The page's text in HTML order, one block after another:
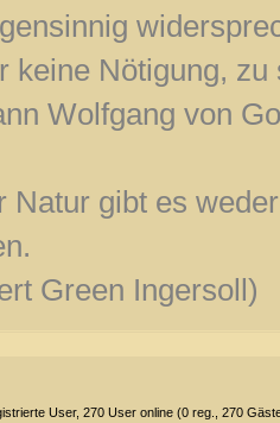
keine Nötigung,
Wolfgang von
Natur gibt es
Green Ingersoll)
User, 270 User online (0 reg., 270